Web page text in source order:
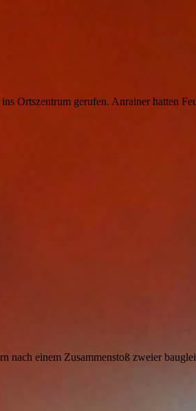
Ortszentrum gerufen. Anrainer hatten
einem Zusammenstoß zweier